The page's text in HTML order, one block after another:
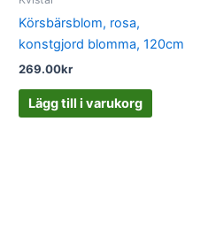
Körsbärsblom, rosa,
konstgjord blomma, 120cm
269.00kr
Lägg till i varukorg